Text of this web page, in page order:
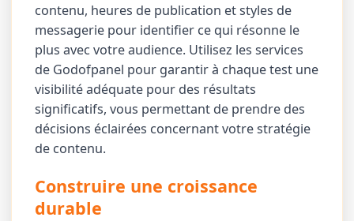
contenu, heures de publication et styles de
messagerie pour identifier ce qui résonne le
plus avec votre audience. Utilisez les services
de Godofpanel pour garantir à chaque test une
visibilité adéquate pour des résultats
significatifs, vous permettant de prendre des
décisions éclairées concernant votre stratégie
de contenu.
Construire une croissance
durable